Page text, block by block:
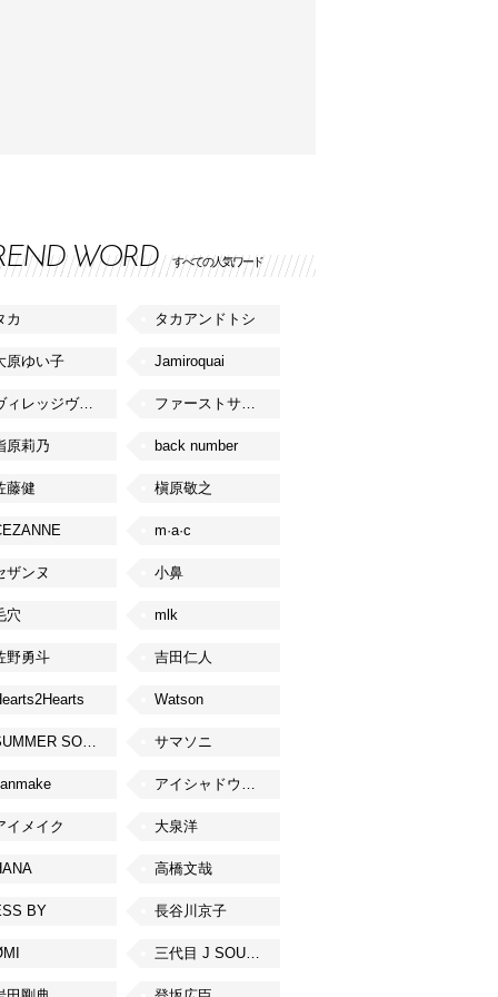
WORD すべての人気ワード
カ タカアンドトシ
原ゆい子 Jamiroquai
ヴィレッジヴァンガード ファーストサマーウイカ
原莉乃 back number
藤健 槇原敬之
m·a·c
ザンヌ 小鼻
穴 mlk
野勇斗 吉田仁人
Watson
SUMMER SONIC サマソニ
アイシャドウベース
イメイク 大泉洋
高橋文哉
BY 長谷川京子
三代目 J SOUL BROTHERS from EXILE TRIBE